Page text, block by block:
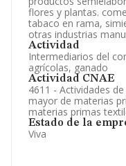
flores y plantas.
tabaco en rama,
otras industrias
Actividad
Intermediarios del
agrícolas, ganado
Actividad CNAE
4611 - Actividades
mayor de materias
materias primas
Estado de la
Viva